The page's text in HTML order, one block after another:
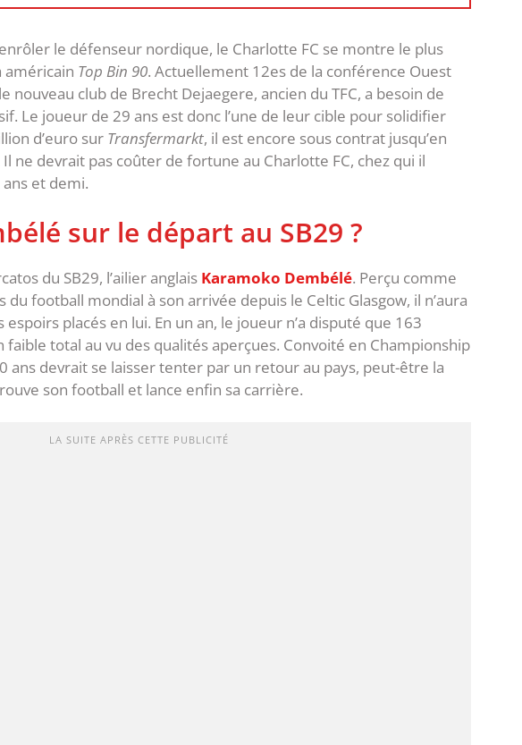
le défenseur nordique, le Charlotte FC se montre le plus
américain Top Bin 90. Actuellement 12es de la conférence Ouest
nouveau club de Brecht Dejaegere, ancien du TFC, a besoin de
Le joueur de 29 ans est donc l’une de leur cible pour solidifier
d’euro sur Transfermarkt, il est encore sous contrat jusqu’en
ne devrait pas coûter de fortune au Charlotte FC, chez qui il
et demi.
sur le départ au SB29 ?
du SB29, l’ailier anglais Karamoko Dembélé. Perçu comme
du football mondial à son arrivée depuis le Celtic Glasgow, il n’aura
placés en lui. En un an, le joueur n’a disputé que 163
total au vu des qualités aperçues. Convoité en Championship
ans devrait se laisser tenter par un retour au pays, peut-être la
son football et lance enfin sa carrière.
LA SUITE APRÈS CETTE PUBLICITÉ